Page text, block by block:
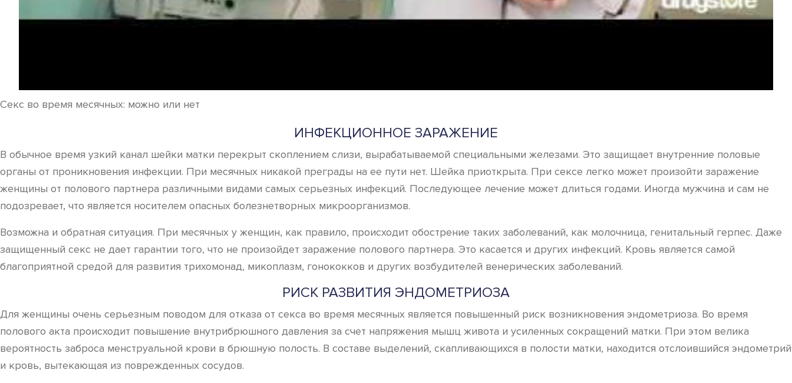
Секс во время месячных: можно или нет
ИНФЕКЦИОННОЕ ЗАРАЖЕНИЕ
В обычное время узкий канал шейки матки перекрыт скоплением слизи, вырабатываемой специальными железами. Это защищает внутренние половые
органы от проникновения инфекции. При месячных никакой преграды на ее пути нет. Шейка приоткрыта. При сексе легко может произойти заражение
женщины от полового партнера различными видами самых серьезных инфекций. Последующее лечение может длиться годами. Иногда мужчина и сам не
подозревает, что является носителем опасных болезнетворных микроорганизмов.
Возможна и обратная ситуация. При месячных у женщин, как правило, происходит обострение таких заболеваний, как молочница, генитальный герпес. Даже
защищенный секс не дает гарантии того, что не произойдет заражение полового партнера. Это касается и других инфекций. Кровь является самой
благоприятной средой для развития трихомонад, микоплазм, гонококков и других возбудителей венерических заболеваний.
РИСК РАЗВИТИЯ ЭНДОМЕТРИОЗА
Для женщины очень серьезным поводом для отказа от секса во время месячных является повышенный риск возникновения эндометриоза. Во время
полового акта происходит повышение внутрибрюшного давления за счет напряжения мышц живота и усиленных сокращений матки. При этом велика
вероятность заброса менструальной крови в брюшную полость. В составе выделений, скапливающихся в полости матки, находится отслоившийся эндометрий
и кровь, вытекающая из поврежденных сосудов.